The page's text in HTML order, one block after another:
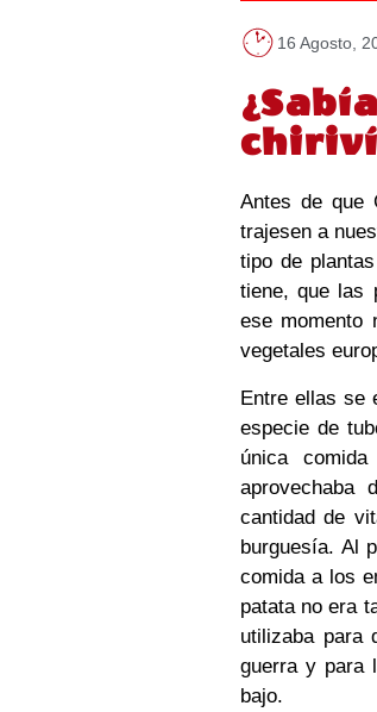
16 Agosto,
Antes de que
trajesen a
tipo de
tiene, que las
ese momento
vegetales
Entre ellas se
especie de
única
aprovechaba
cantidad de
burguesía. Al
comida a los
patata no era
utilizaba para
guerra y para
bajo.